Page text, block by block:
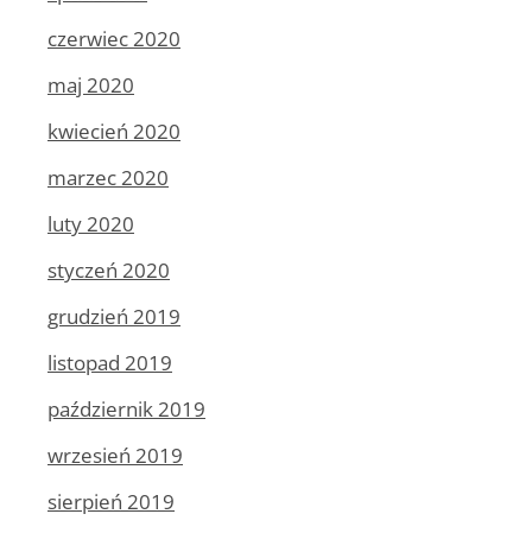
czerwiec 2020
maj 2020
kwiecień 2020
marzec 2020
luty 2020
styczeń 2020
grudzień 2019
listopad 2019
październik 2019
wrzesień 2019
sierpień 2019